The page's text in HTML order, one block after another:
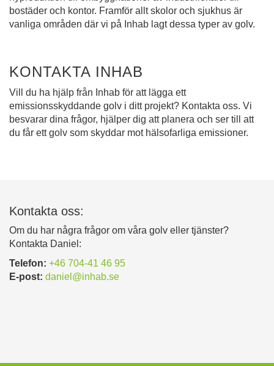
bostäder och kontor. Framför allt skolor och sjukhus är
vanliga områden där vi på Inhab lagt dessa typer av golv.
KONTAKTA INHAB
Vill du ha hjälp från Inhab för att lägga ett
emissionsskyddande golv i ditt projekt? Kontakta oss. Vi
besvarar dina frågor, hjälper dig att planera och ser till att
du får ett golv som skyddar mot hälsofarliga emissioner.
Kontakta oss:
Om du har några frågor om våra golv eller tjänster?
Kontakta Daniel:
Telefon: +46 704-41 46 95
E-post: daniel@inhab.se